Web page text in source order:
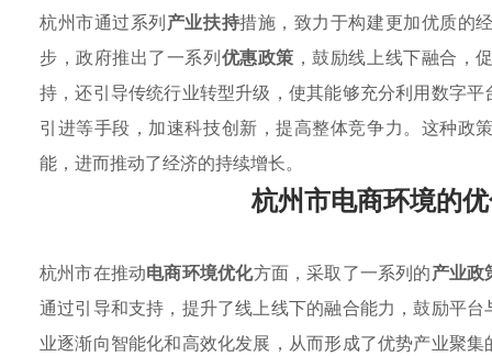
杭州市通过系列产业扶持措施，致力于构建更加优质的
步，政府推出了一系列优惠政策 ，鼓励线上线下融合，
持，还引导传统行业转型升级，使其能够充分利用数字
引进等手段，加速科技创新，提高整体竞争力。这种政
能，进而推动了经济的持续增长。
杭州市电商环境的
杭州市在推动电商环境优化方面，采取了一系列的产业政
通过引导和支持，提升了线上线下的融合能力，鼓励平
业逐渐向智能化和高效化发展，从而形成了优势产业聚